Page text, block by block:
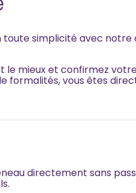
simplicité avec notre
le mieux et confirmez
formalités, vous êtes
directement sans